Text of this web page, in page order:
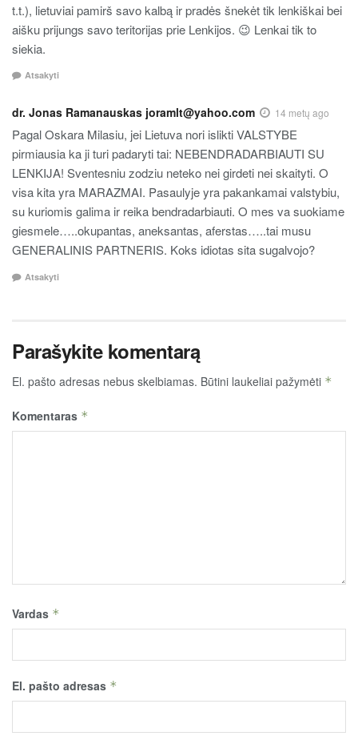
t.t.), lietuviai pamirš savo kalbą ir pradės šnekėt tik lenkiškai bei
aišku prijungs savo teritorijas prie Lenkijos. 😉 Lenkai tik to
siekia.
Atsakyti
dr. Jonas Ramanauskas joramlt@yahoo.com 14 metų ago
Pagal Oskara Milasiu, jei Lietuva nori islikti VALSTYBE
pirmiausia ka ji turi padaryti tai: NEBENDRADARBIAUTI SU
LENKIJA! Sventesniu zodziu neteko nei girdeti nei skaityti. O
visa kita yra MARAZMAI. Pasaulyje yra pakankamai valstybiu,
su kuriomis galima ir reika bendradarbiauti. O mes va suokiame
giesmele…..okupantas, aneksantas, aferstas…..tai musu
GENERALINIS PARTNERIS. Koks idiotas sita sugalvojo?
Atsakyti
Parašykite komentarą
El. pašto adresas nebus skelbiamas. Būtini laukeliai pažymėti *
Komentaras *
Vardas *
El. pašto adresas *